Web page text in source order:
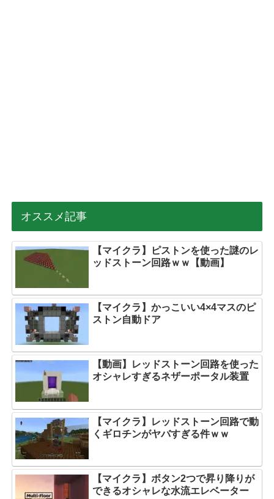
オススメ記事
【マイクラ】ピストンを使った謎のレ
ッドストーン回路ｗｗ【動画】
【マイクラ】かっこいい4×4マスのピ
ストン自動ドア
【動画】レッドストーン回路を使った
オシャレすぎるネザーポータル装置
【マイクラ】レッドストーン回路で動
くギロチンがヤバすぎる件ｗｗ
【マイクラ】ボタン2つで昇り降りが
できるオシャレな水流エレベーター